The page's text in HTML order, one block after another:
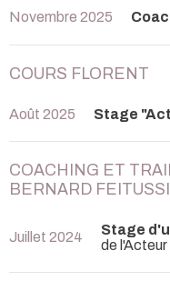
Novembre 2025
COURS FLORENT
Août 2025 Stage
COACHING ET
BERNARD FEITUSSI
Juillet 2024 Stage
de l'Acteur